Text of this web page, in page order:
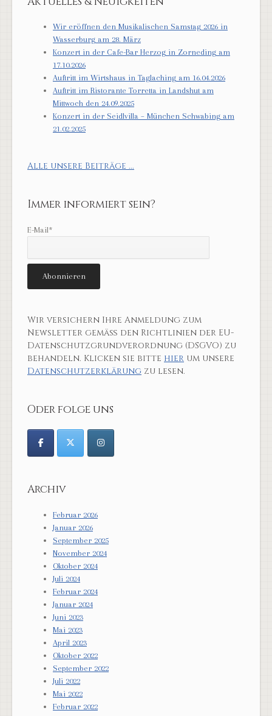
Wir eröffnen den Musikalischen Samstag 2026 in
Wasserburg am 28. März
Konzert in der Cafe-Bar Herzog in Zorneding am
17.10.2026
Auftritt im Wirtshaus in Taglaching am 16.04.2026
Auftritt im Ristorante Torretta in Landshut am
Mittwoch den 24.09.2025
Konzert in der Seidlvilla – München Schwabing am
21.02.2025
Alle unsere Beiträge ...
Immer informiert sein?
E-Mail*
Wir versichern Ihre Anmeldung zum
Newsletter gemäß den Richtlinien der EU-
Datenschutzgrundverordnung (DSGVO) zu
behandeln. Klicken sie bitte hier um unsere
Datenschutzerklärung zu lesen.
Oder folge uns
Archiv
Februar 2026
Januar 2026
September 2025
November 2024
Oktober 2024
Juli 2024
Februar 2024
Januar 2024
Juni 2023
Mai 2023
April 2023
Oktober 2022
September 2022
Juli 2022
Mai 2022
Februar 2022